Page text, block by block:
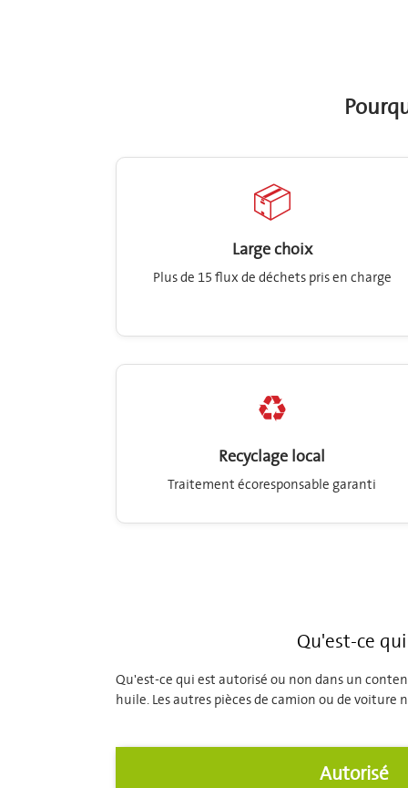
📦
Large choix
Plus de 15 flux de déchets pris en charge
♻️
Recyclage local
Traitement écoresponsable garanti
Qu'est-ce
Qu'est-ce qui est autorisé ou non dans un
huile. Les autres pièces de camion ou de
Autorisé